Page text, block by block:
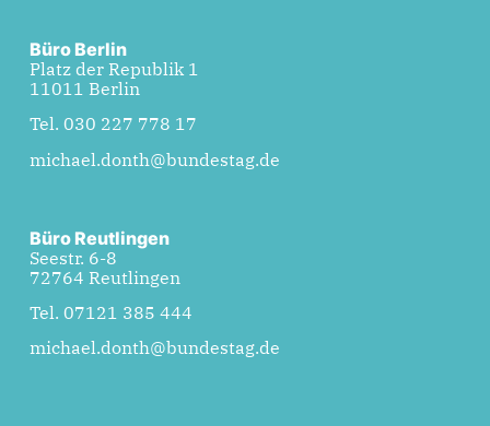
Büro Berlin
Platz der Republik 1
11011 Berlin
Tel. 030 227 778 17
michael.donth@bundestag.de
Büro Reutlingen
Seestr. 6-8
72764 Reutlingen
Tel. 07121 385 444
michael.donth@bundestag.de